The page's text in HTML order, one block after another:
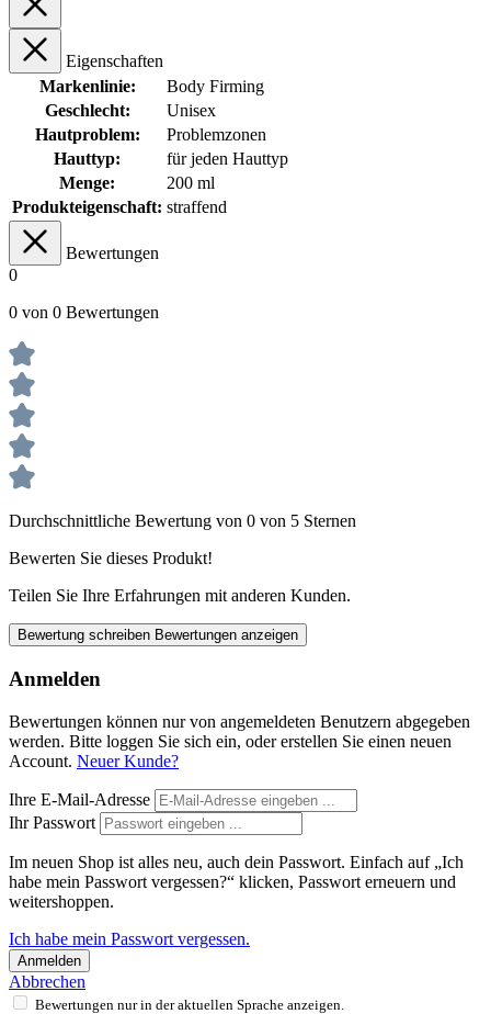
Eigenschaften
Markenlinie:
Body Firming
Geschlecht:
Unisex
Hautproblem:
Problemzonen
Hauttyp:
für jeden Hauttyp
Menge:
200 ml
Produkteigenschaft: straffend
Bewertungen
0
0 von 0 Bewertungen
Durchschnittliche Bewertung von 0 von 5 Sternen
Bewerten Sie dieses Produkt!
Teilen Sie Ihre Erfahrungen mit anderen Kunden.
Bewertung schreiben Bewertungen anzeigen
Anmelden
Bewertungen können nur von angemeldeten Benutzern abgegeben
werden. Bitte loggen Sie sich ein, oder erstellen Sie einen neuen
Account. Neuer Kunde?
Ihre E-Mail-Adresse
Ihr Passwort
Im neuen Shop ist alles neu, auch dein Passwort. Einfach auf „Ich
habe mein Passwort vergessen?“ klicken, Passwort erneuern und
weitershoppen.
Ich habe mein Passwort vergessen.
Anmelden
Abbrechen
Bewertungen nur in der aktuellen Sprache anzeigen.